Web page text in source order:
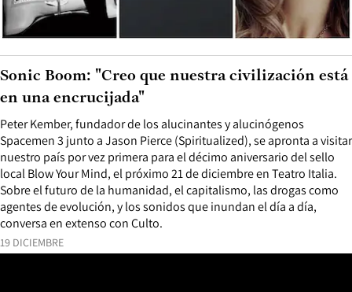
19 DICIEMBRE
Peter Kember, fundador de los alucinantes y alucinógenos
Spacemen 3 junto a Jason Pierce (Spiritualized), se apronta a visitar
nuestro país por vez primera para el décimo aniversario del sello
local Blow Your Mind, el próximo 21 de diciembre en Teatro Italia.
Sobre el futuro de la humanidad, el capitalismo, las drogas como
agentes de evolución, y los sonidos que inundan el día a día,
conversa en extenso con Culto.
Sonic Boom: "Creo que nuestra civilización está
en una encrucijada"